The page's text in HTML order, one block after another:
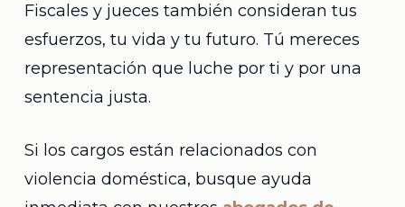
Fiscales y jueces también consideran tus
esfuerzos, tu vida y tu futuro. Tú mereces
representación que luche por ti y por una
sentencia justa.
Si los cargos están relacionados con
violencia doméstica, busque ayuda